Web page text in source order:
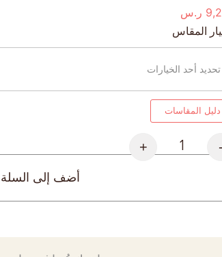
ر.س
المقاس
دليل المقاسات
-
+
أضف إلى السلة